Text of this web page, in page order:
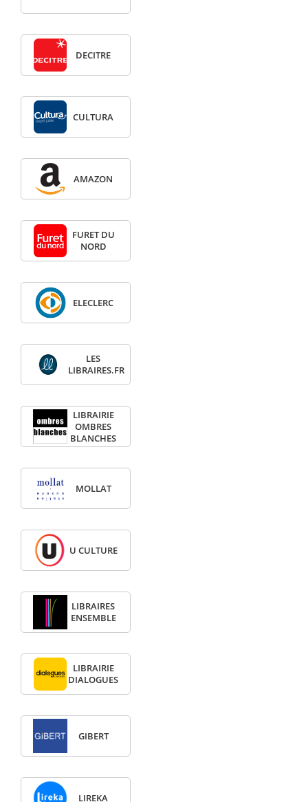
DECITRE
CULTURA
AMAZON
FURET DU
NORD
ELECLERC
LES
LIBRAIRES.FR
LIBRAIRIE
OMBRES
BLANCHES
MOLLAT
U CULTURE
LIBRAIRES
ENSEMBLE
LIBRAIRIE
DIALOGUES
GIBERT
LIREKA